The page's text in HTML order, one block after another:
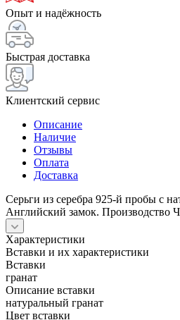
Опыт и надёжность
Быстрая доставка
Клиентский сервис
Описание
Наличие
Отзывы
Оплата
Доставка
Серьги из серебра 925-й пробы с
Английский замок. Производство
Характеристики
Вставки и их характеристики
Вставки
гранат
Описание вставки
натуральный гранат
Цвет вставки